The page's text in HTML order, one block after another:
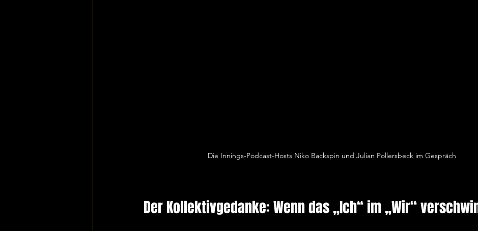
Die Innings-Podcast-Hosts Niko Backspin und Julian Pollersbeck im Gespräch
Der Kollektivgedanke: Wenn das „Ich“ im „Wir“